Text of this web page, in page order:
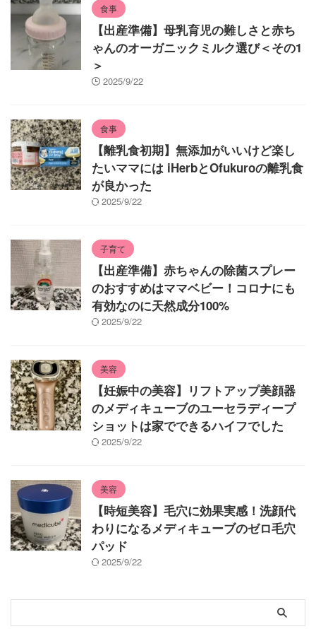
食事
【出産準備】母乳育児の難しさと赤ち
ゃんのオーガニックミルク選び＜その1
＞
2025/9/22
食事
【離乳食初期】無添加がいいけど楽し
たいママには iHerbとOfukuroの離乳食
が良かった
2025/9/22
子育て
【出産準備】赤ちゃんの除菌スプレー
のおすすめはママベビー！コロナにも
有効なのに天然成分100%
2025/9/22
美容
【妊娠中の美容】リフトアップ美顔器
のメディキューブのユーセラディープ
ショットは家でできるハイフでした
2025/9/22
美容
【時短美容】毛穴に効果実感！洗顔代
わりになるメディキューブのゼロ毛穴
パッド
2025/9/22